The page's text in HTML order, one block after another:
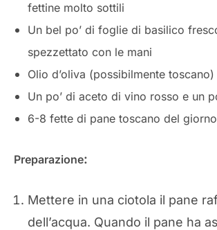
fettine molto sottili
Un bel po’ di foglie di basilico
spezzettato con le mani
Olio d’oliva (possibilmente toscano)
Un po’ di aceto di vino rosso e un
6-8 fette di pane toscano del
Preparazione:
Mettere in una ciotola il pane
dell’acqua. Quando il pane ha